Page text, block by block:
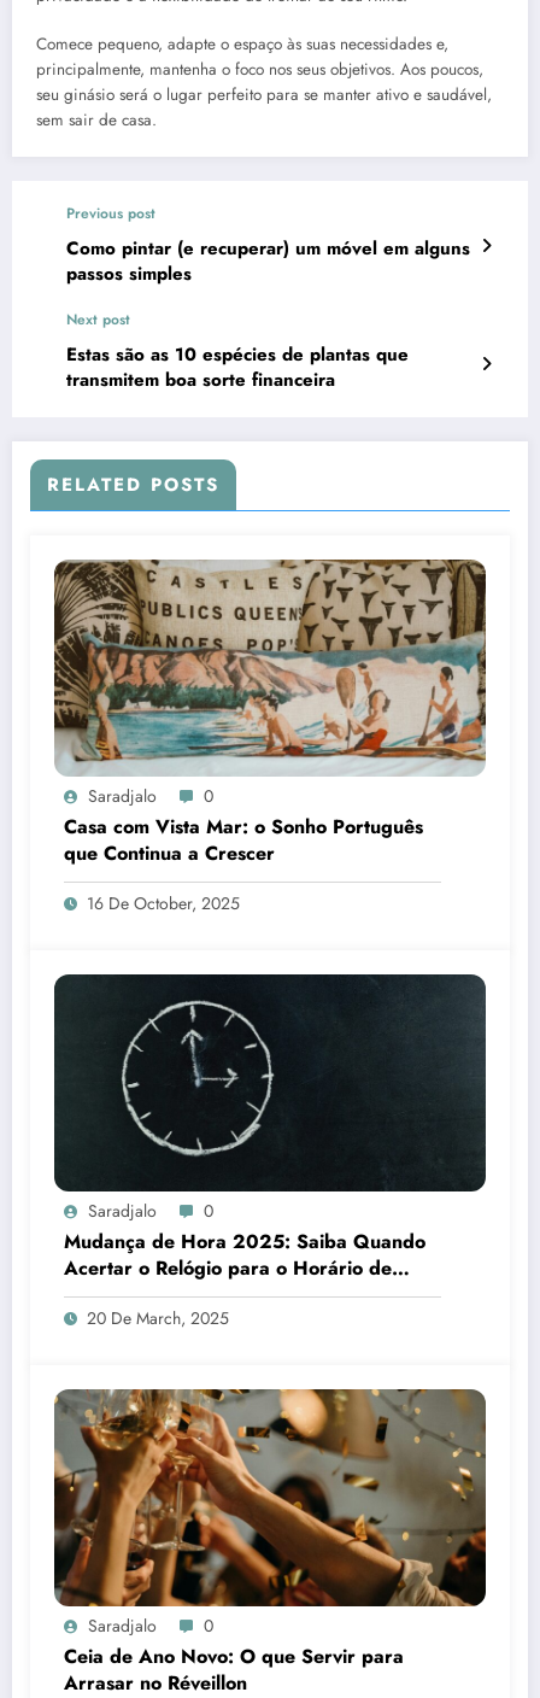
Comece pequeno, adapte o espaço às suas necessidades e,
principalmente, mantenha o foco nos seus objetivos. Aos poucos,
seu ginásio será o lugar perfeito para se manter ativo e saudável,
sem sair de casa.
Previous post
Como pintar (e recuperar) um móvel em alguns
passos simples
Next post
Estas são as 10 espécies de plantas que
transmitem boa sorte financeira
RELATED POSTS
Saradjalo 0
Casa com Vista Mar: o Sonho Português
que Continua a Crescer
16 De October, 2025
Saradjalo 0
Mudança de Hora 2025: Saiba Quando
Acertar o Relógio para o Horário de
Verão
20 De March, 2025
Saradjalo 0
Ceia de Ano Novo: O que Servir para
Arrasar no Réveillon